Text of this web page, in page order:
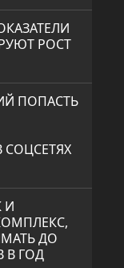
РОСТ
ПОПАСТЬ
И
ДО
В ГОД